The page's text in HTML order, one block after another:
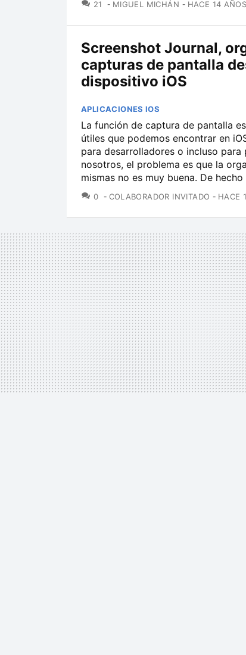
21
COMENTARIOS
MIGUEL MICHÁN HACE 14 AÑOS
Screenshot Journal,
capturas de pantalla
dispositivo iOS
APLICACIONES IOS
La función de captura de pantalla
útiles que podemos encontrar en
para desarrolladores o incluso para
nosotros, el problema es que la
mismas no es muy buena. De hecho
0 COMENTARIOS
COLABORADOR INVITADO HACE